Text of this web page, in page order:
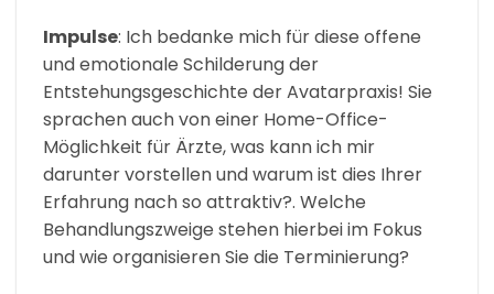
Impulse: Ich bedanke mich für diese offene
und emotionale Schilderung der
Entstehungsgeschichte der Avatarpraxis! Sie
sprachen auch von einer Home-Office-
Möglichkeit für Ärzte, was kann ich mir
darunter vorstellen und warum ist dies Ihrer
Erfahrung nach so attraktiv?. Welche
Behandlungszweige stehen hierbei im Fokus
und wie organisieren Sie die Terminierung?